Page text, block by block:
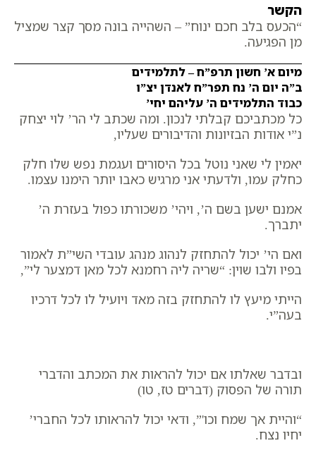
הקשר
“הכעס בלב חכם ינוח” – השהייה בונה מסך קצר שמציל
מן הפגיעה.
מיום א’ חשון תרפ”ח – לתלמידים
ב”ה יום ה’ נח תפר”ח לאנדן יצ”ו
כבוד התלמידים ה’ עליהם יחי’
כל מכתביכם קבלתי לנכון. ומה שכתב לי הר’ לוי יצחק
נ”י אודות הבזיונות והדיבורים שעליו,
יאמין לי שאני נוטל בכל היסורים ועגמת נפש שלו חלק
כחלק עמו, ולדעתי אני מרגיש כאבו יותר הימנו עצמו.
אמנם ישען בשם ה’, ויהי’ משכורתו כפול בעזרת ה’
יתברך.
ואם הי’ יכול להתחזק לנהוג מנהג עובדי השי”ת לאמור
בפיו ולבו שוין: “שריה ליה רחמנא לכל מאן דמצער לי”,
הייתי מיעץ לו להתחזק בזה מאד ויועיל לו לכל דרכיו
בעה”י.
ובדבר שאלתו אם יכול להראות את המכתב והדברי
תורה של הפסוק (דברים טז, טו)
“והיית אך שמח וכו'”, ודאי יכול להראותו לכל החברי’
יחיו נצח.